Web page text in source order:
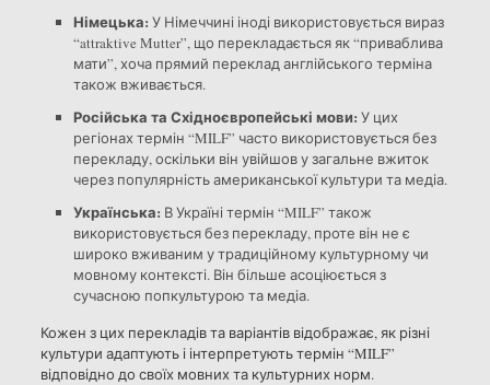
Німецька: У Німеччині іноді використовується вираз
“attraktive Mutter”, що перекладається як “приваблива
мати”, хоча прямий переклад англійського терміна
також вживається.
Російська та Східноєвропейські мови: У цих
регіонах термін “MILF” часто використовується без
перекладу, оскільки він увійшов у загальне вжиток
через популярність американської культури та медіа.
Українська: В Україні термін “MILF” також
використовується без перекладу, проте він не є
широко вживаним у традиційному культурному чи
мовному контексті. Він більше асоціюється з
сучасною попкультурою та медіа.
Кожен з цих перекладів та варіантів відображає, як різні
культури адаптують і інтерпретують термін “MILF”
відповідно до своїх мовних та культурних норм.